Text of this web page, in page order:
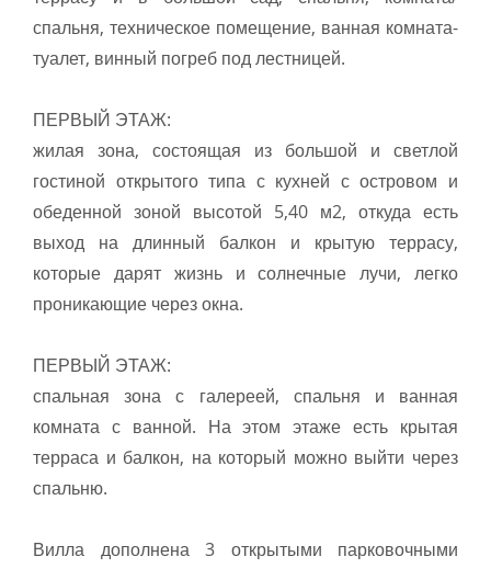
спальня, техническое помещение, ванная комната-
туалет, винный погреб под лестницей.
ПЕРВЫЙ ЭТАЖ:
жилая зона, состоящая из большой и светлой
гостиной открытого типа с кухней с островом и
обеденной зоной высотой 5,40 м2, откуда есть
выход на длинный балкон и крытую террасу,
которые дарят жизнь и солнечные лучи, легко
проникающие через окна.
ПЕРВЫЙ ЭТАЖ:
спальная зона с галереей, спальня и ванная
комната с ванной. На этом этаже есть крытая
терраса и балкон, на который можно выйти через
спальню.
Вилла дополнена 3 открытыми парковочными